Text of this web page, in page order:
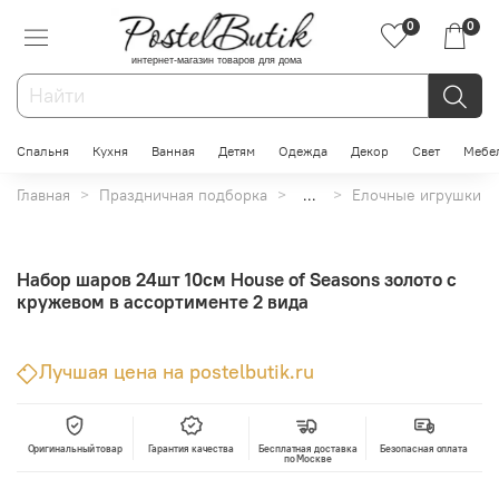
интернет-магазин товаров для дома
0 0
Спальня Кухня Ванная Детям Одежда Декор Свет
Главная Праздничная подборка ... Елочные игрушки
Набор шаров 24шт 10см House of Seasons золото с
кружевом в ассортименте 2 вида
Лучшая цена на postelbutik.ru
Оригинальный товар Гарантия качества
Бесплатная доставка
по Москве
Безопасная оплата